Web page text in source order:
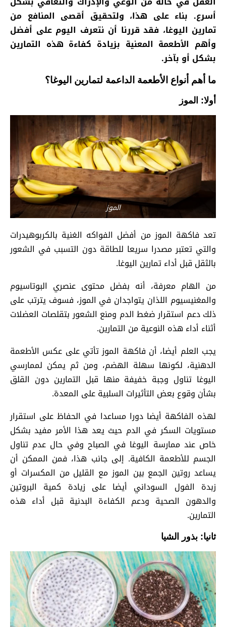
أسرع. بناء على هذا، ولتحقيق أقصى المنافع من
تمارين اليوغا، فقد قررنا أن نتعرف اليوم على أفضل
وأهم الأطعمة المعنية بزيادة كفاءة هذه التمارين
بشكل أو بآخر.
ما أهم أنواع الأطعمة الداعمة لتمارين اليوغا؟
أولا: الموز
الموز
تعد فاكهة الموز من أفضل الفواكه الغنية بالكربوهيدرات
والتي تعتبر مصدرا سريعا للطاقة دون التسبب في الشعور
بالثقل قبل أداء تمارين اليوغا.
من الهام معرفة، أنه بفضل محتوى عنصري البوتاسيوم
والمغنيسيوم اللذان يتواجدان في الموز، فسوف يترتب على
ذلك دعم استقرار ضغط الدم ومنع الشعور بتقلصات العضلات
أثناء أداء هذه النوعية من التمارين.
يجب العلم أيضا، أن فاكهة الموز تأتي على عكس الأطعمة
الدهنية، لكونها سهلة الهضم، ومن ثم يمكن لممارسي
اليوغا تناول وجبة خفيفة منها قبل التمارين دون القلق
بشأن وقوع بعض التأثيرات السلبية على المعدة.
لهذه الفاكهة أيضا دورا مساعدا في الحفاظ على استقرار
مستويات السكر في الدم حيث يعد هذا الأمر مفيد بشكل
خاص عند ممارسة اليوغا في الصباح وفي حال عدم تناول
الجسم للأطعمة الكافية. إلى جانب هذا، فمن الممكن أن
يساعد روتين الجمع بين الموز مع القليل من المكسرات أو
زبدة الفول السوداني أيضا على زيادة كمية البروتين
والدهون الصحية ودعم الكفاءة البدنية قبل أداء هذه
التمارين.
ثانيا: بذور الشيا